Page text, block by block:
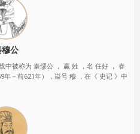
穆公
中被称为 秦缪公 ， 嬴 姓 ，名 任好 ， 春
－前621年），谥号 穆 ，在《 史记 》中